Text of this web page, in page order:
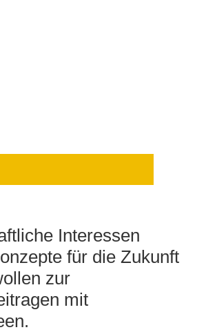
Interessen
für die Zukunft
zur
mit